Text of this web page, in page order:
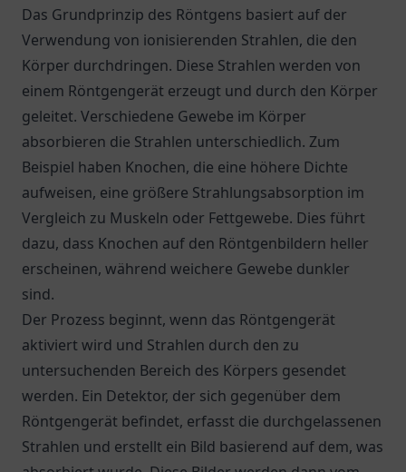
Das Grundprinzip des Röntgens basiert auf der
Verwendung von ionisierenden Strahlen, die den
Körper durchdringen. Diese Strahlen werden von
einem Röntgengerät erzeugt und durch den Körper
geleitet. Verschiedene Gewebe im Körper
absorbieren die Strahlen unterschiedlich. Zum
Beispiel haben Knochen, die eine höhere Dichte
aufweisen, eine größere Strahlungsabsorption im
Vergleich zu Muskeln oder Fettgewebe. Dies führt
dazu, dass Knochen auf den Röntgenbildern heller
erscheinen, während weichere Gewebe dunkler
sind.
Der Prozess beginnt, wenn das Röntgengerät
aktiviert wird und Strahlen durch den zu
untersuchenden Bereich des Körpers gesendet
werden. Ein Detektor, der sich gegenüber dem
Röntgengerät befindet, erfasst die durchgelassenen
Strahlen und erstellt ein Bild basierend auf dem, was